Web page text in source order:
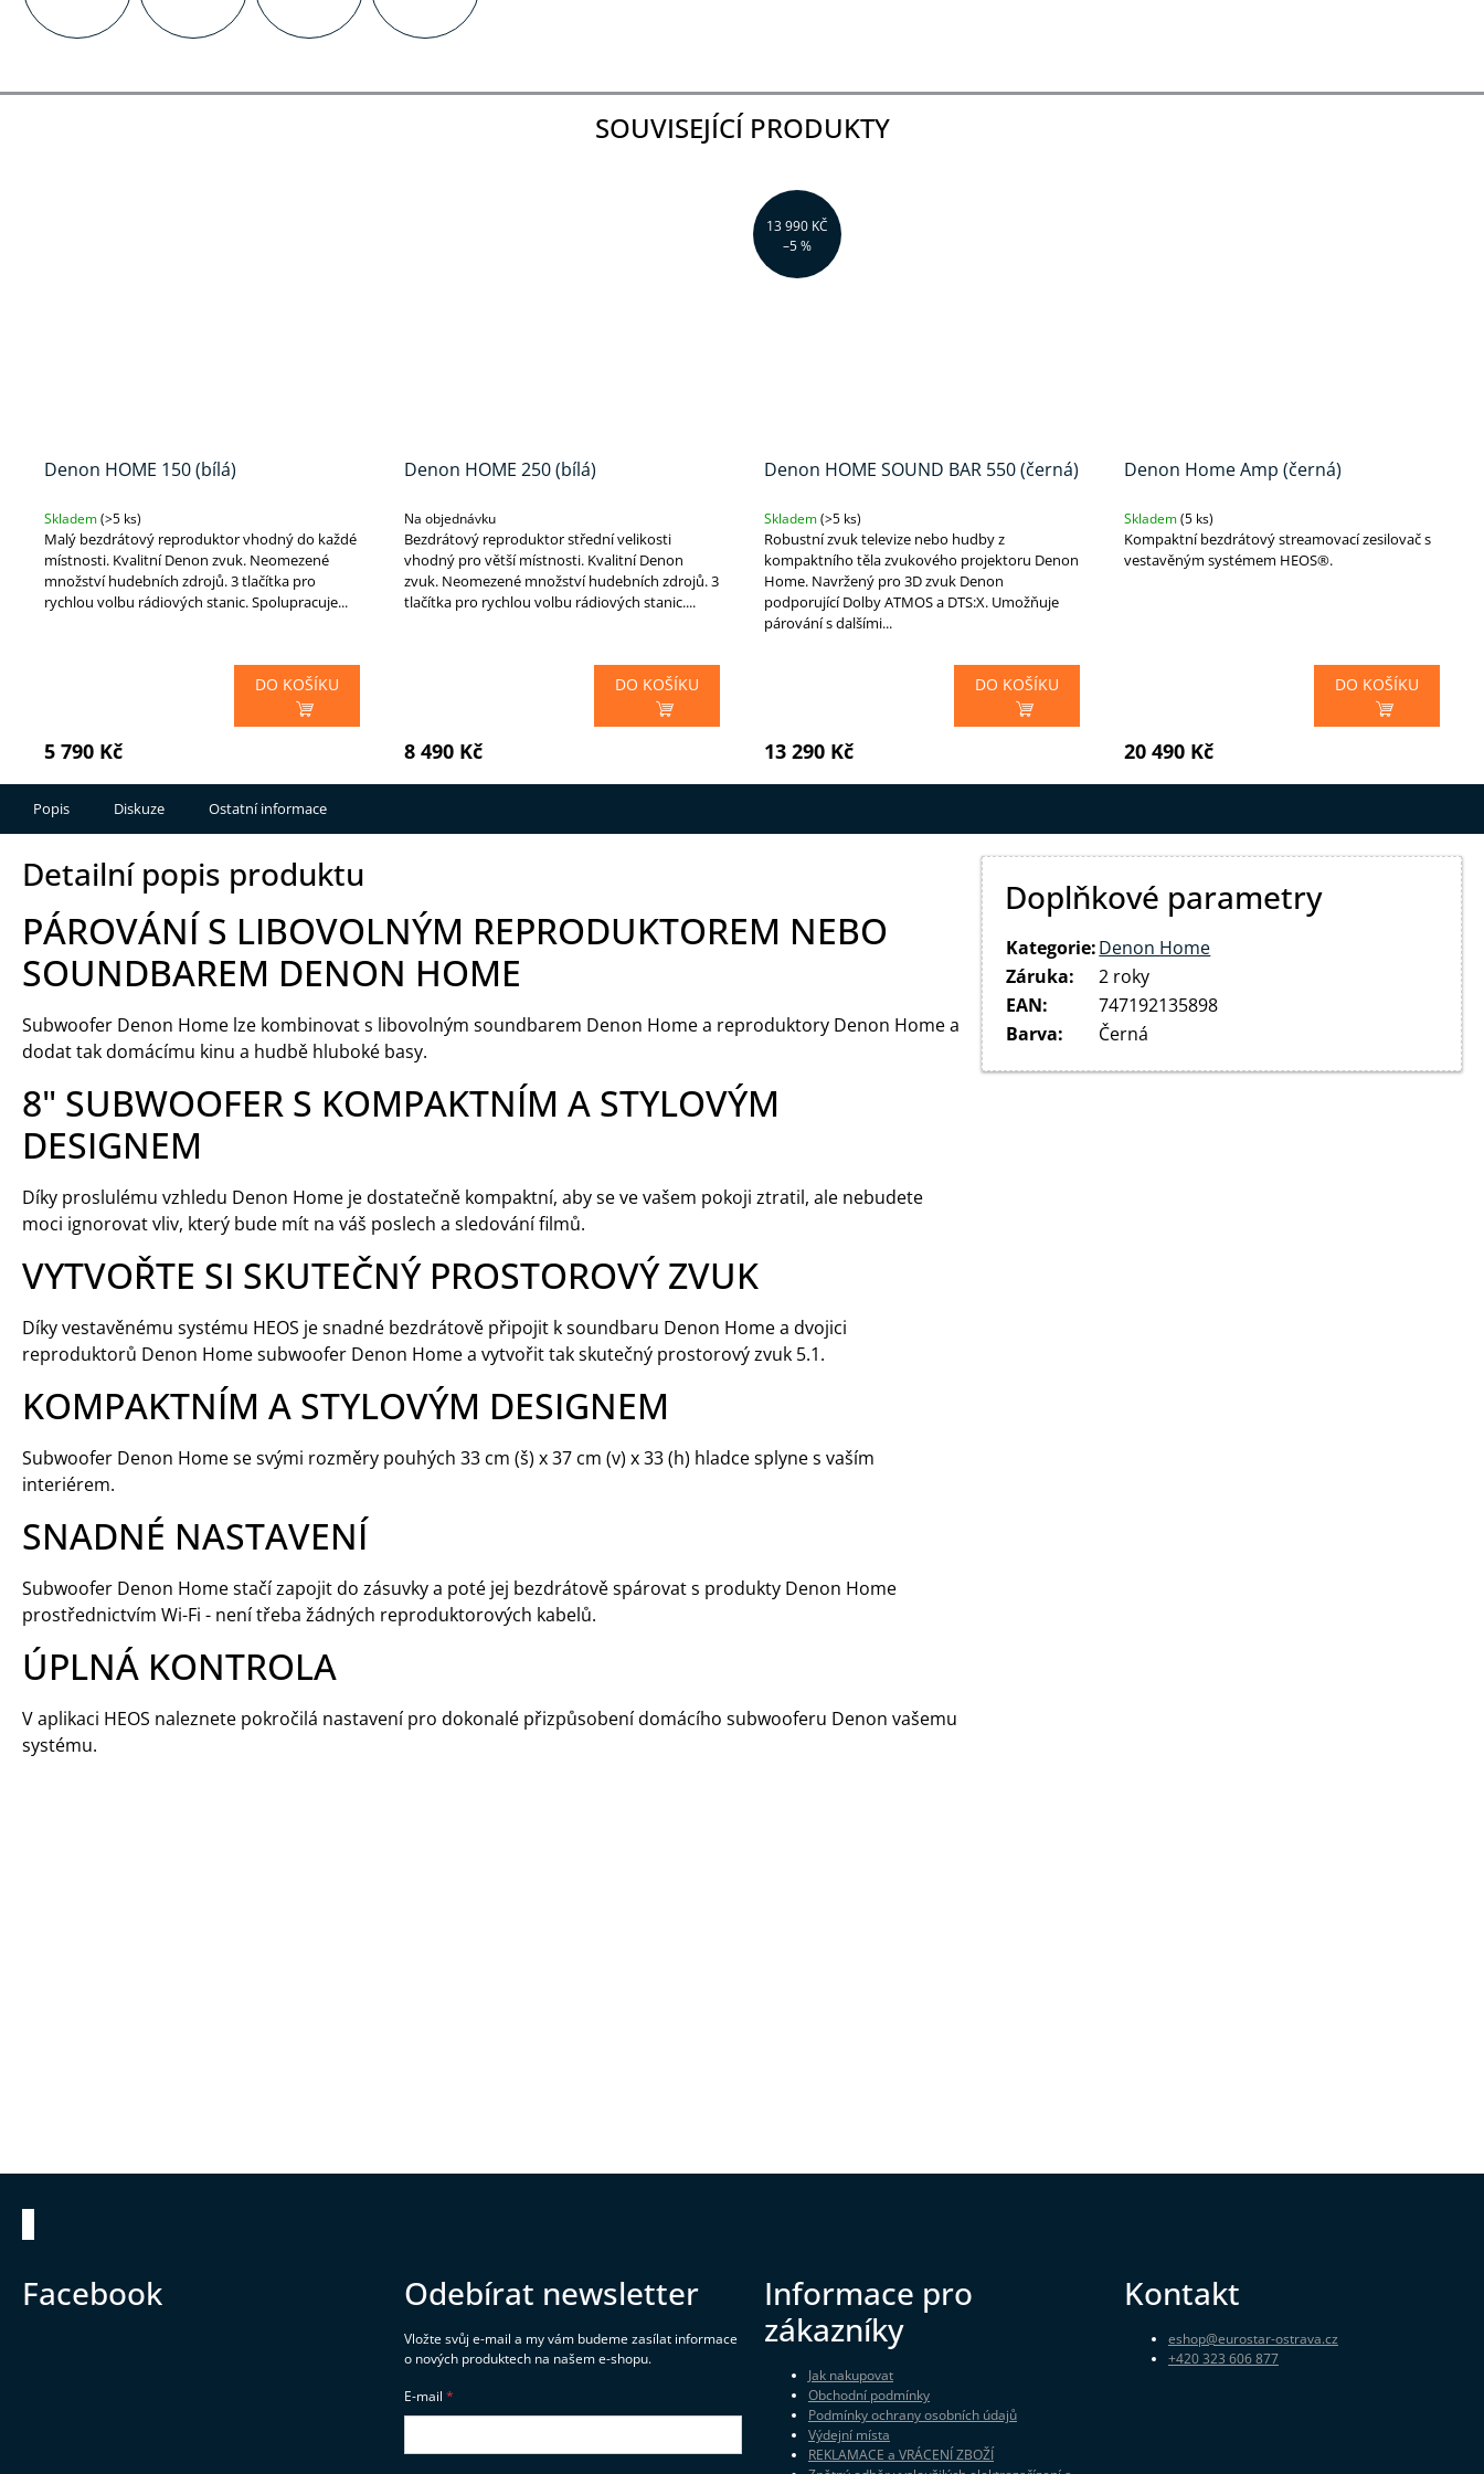
SOUVISEJÍCÍ PRODUKTY
Denon HOME 150 (bílá)
Skladem(>5 ks)
5 790 Kč
DO KOŠÍKU
Malý bezdrátový reproduktor vhodný do každé
místnosti. Kvalitní Denon zvuk. Neomezené
množství hudebních zdrojů. 3 tlačítka pro
rychlou volbu rádiových stanic. Spolupracuje...
Denon HOME 250 (bílá)
Na objednávku
8 490 Kč
DO KOŠÍKU
Bezdrátový reproduktor střední velikosti
vhodný pro větší místnosti. Kvalitní Denon
zvuk. Neomezené množství hudebních zdrojů. 3
tlačítka pro rychlou volbu rádiových stanic....
13 990 KČ
–5 %
Denon HOME SOUND BAR 550 (černá)
Skladem(>5 ks)
13 290 Kč
DO KOŠÍKU
Robustní zvuk televize nebo hudby z
kompaktního těla zvukového projektoru Denon
Home. Navržený pro 3D zvuk Denon
podporující Dolby ATMOS a DTS:X. Umožňuje
párování s dalšími...
Denon Home Amp (černá)
Skladem(5 ks)
20 490 Kč
DO KOŠÍKU
Kompaktní bezdrátový streamovací zesilovač s
vestavěným systémem HEOS®.
Popis Diskuze Ostatní informace
Detailní popis produktu
PÁROVÁNÍ S LIBOVOLNÝM REPRODUKTOREM NEBO
SOUNDBAREM DENON HOME
Subwoofer Denon Home lze kombinovat s libovolným soundbarem Denon Home a reproduktory Denon Home a
dodat tak domácímu kinu a hudbě hluboké basy.
8" SUBWOOFER S KOMPAKTNÍM A STYLOVÝM
DESIGNEM
Díky proslulému vzhledu Denon Home je dostatečně kompaktní, aby se ve vašem pokoji ztratil, ale nebudete
moci ignorovat vliv, který bude mít na váš poslech a sledování filmů.
VYTVOŘTE SI SKUTEČNÝ PROSTOROVÝ ZVUK
Díky vestavěnému systému HEOS je snadné bezdrátově připojit k soundbaru Denon Home a dvojici
reproduktorů Denon Home subwoofer Denon Home a vytvořit tak skutečný prostorový zvuk 5.1.
KOMPAKTNÍM A STYLOVÝM DESIGNEM
Subwoofer Denon Home se svými rozměry pouhých 33 cm (š) x 37 cm (v) x 33 (h) hladce splyne s vaším
interiérem.
SNADNÉ NASTAVENÍ
Subwoofer Denon Home stačí zapojit do zásuvky a poté jej bezdrátově spárovat s produkty Denon Home
prostřednictvím Wi-Fi - není třeba žádných reproduktorových kabelů.
ÚPLNÁ KONTROLA
V aplikaci HEOS naleznete pokročilá nastavení pro dokonalé přizpůsobení domácího subwooferu Denon vašemu
systému.
Doplňkové parametry
Kategorie:Denon Home
Záruka:
2 roky
EAN:
747192135898
Barva: Černá
Zápatí
Facebook Odebírat newsletter
Vložte svůj e-mail a my vám budeme zasílat informace
o nových produktech na našem e-shopu.
E-mail
Informace pro
zákazníky
Jak nakupovat
Obchodní podmínky
Podmínky ochrany osobních údajů
Výdejní místa
REKLAMACE a VRÁCENÍ ZBOŽÍ
Kontakt
eshop@eurostar-ostrava.cz
+420 323 606 877